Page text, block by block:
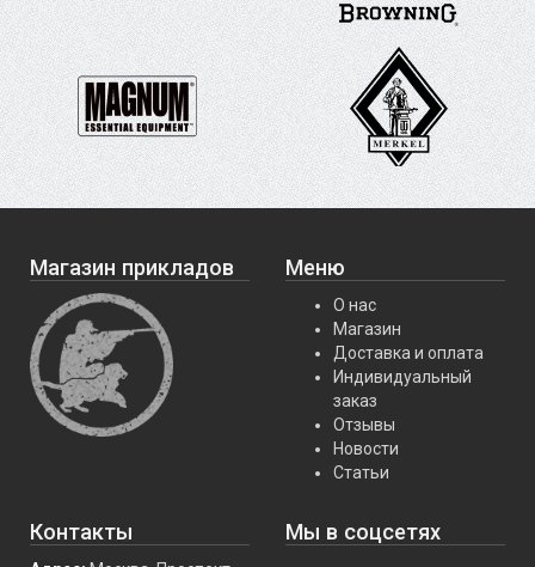
Магазин прикладов Меню
О нас
Магазин
Доставка и оплата
Индивидуальный
заказ
Отзывы
Новости
Статьи
Контакты Мы в соцсетях